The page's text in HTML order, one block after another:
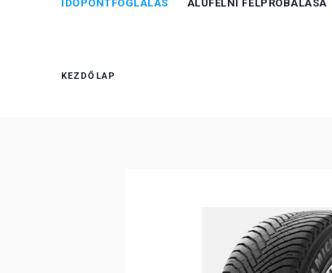
IDŐPONTFOGLALÁS ALUFELNI FELPRÓBÁLÁSA
KEZDŐLAP